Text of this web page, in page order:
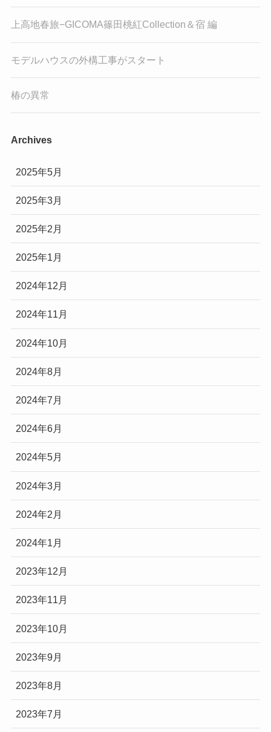
上高地春旅−GICOMA篠田桃紅Collection＆宿 編
モデルハウスの外構工事がスタート
椿の異常
Archives
2025年5月
2025年3月
2025年2月
2025年1月
2024年12月
2024年11月
2024年10月
2024年8月
2024年7月
2024年6月
2024年5月
2024年3月
2024年2月
2024年1月
2023年12月
2023年11月
2023年10月
2023年9月
2023年8月
2023年7月